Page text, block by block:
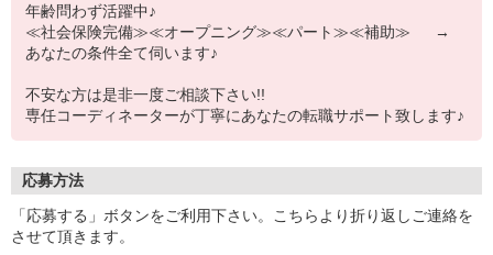
年齢問わず活躍中♪
≪社会保険完備≫≪オープニング≫≪パート≫≪補助≫ →
あなたの条件全て伺います♪
不安な方は是非一度ご相談下さい!!
専任コーディネーターが丁寧にあなたの転職サポート致します♪
応募方法
「応募する」ボタンをご利用下さい。こちらより折り返しご連絡を
させて頂きます。